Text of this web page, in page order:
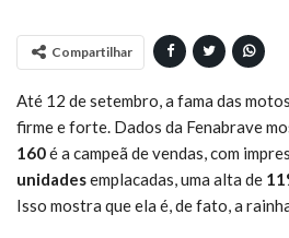
Compartilhar
Até 12 de setembro, a fama das
firme e forte. Dados da Fenabrave
160é a campeã de vendas, com
unidadesemplacadas, uma alta de
Isso mostra que ela é, de fato, a